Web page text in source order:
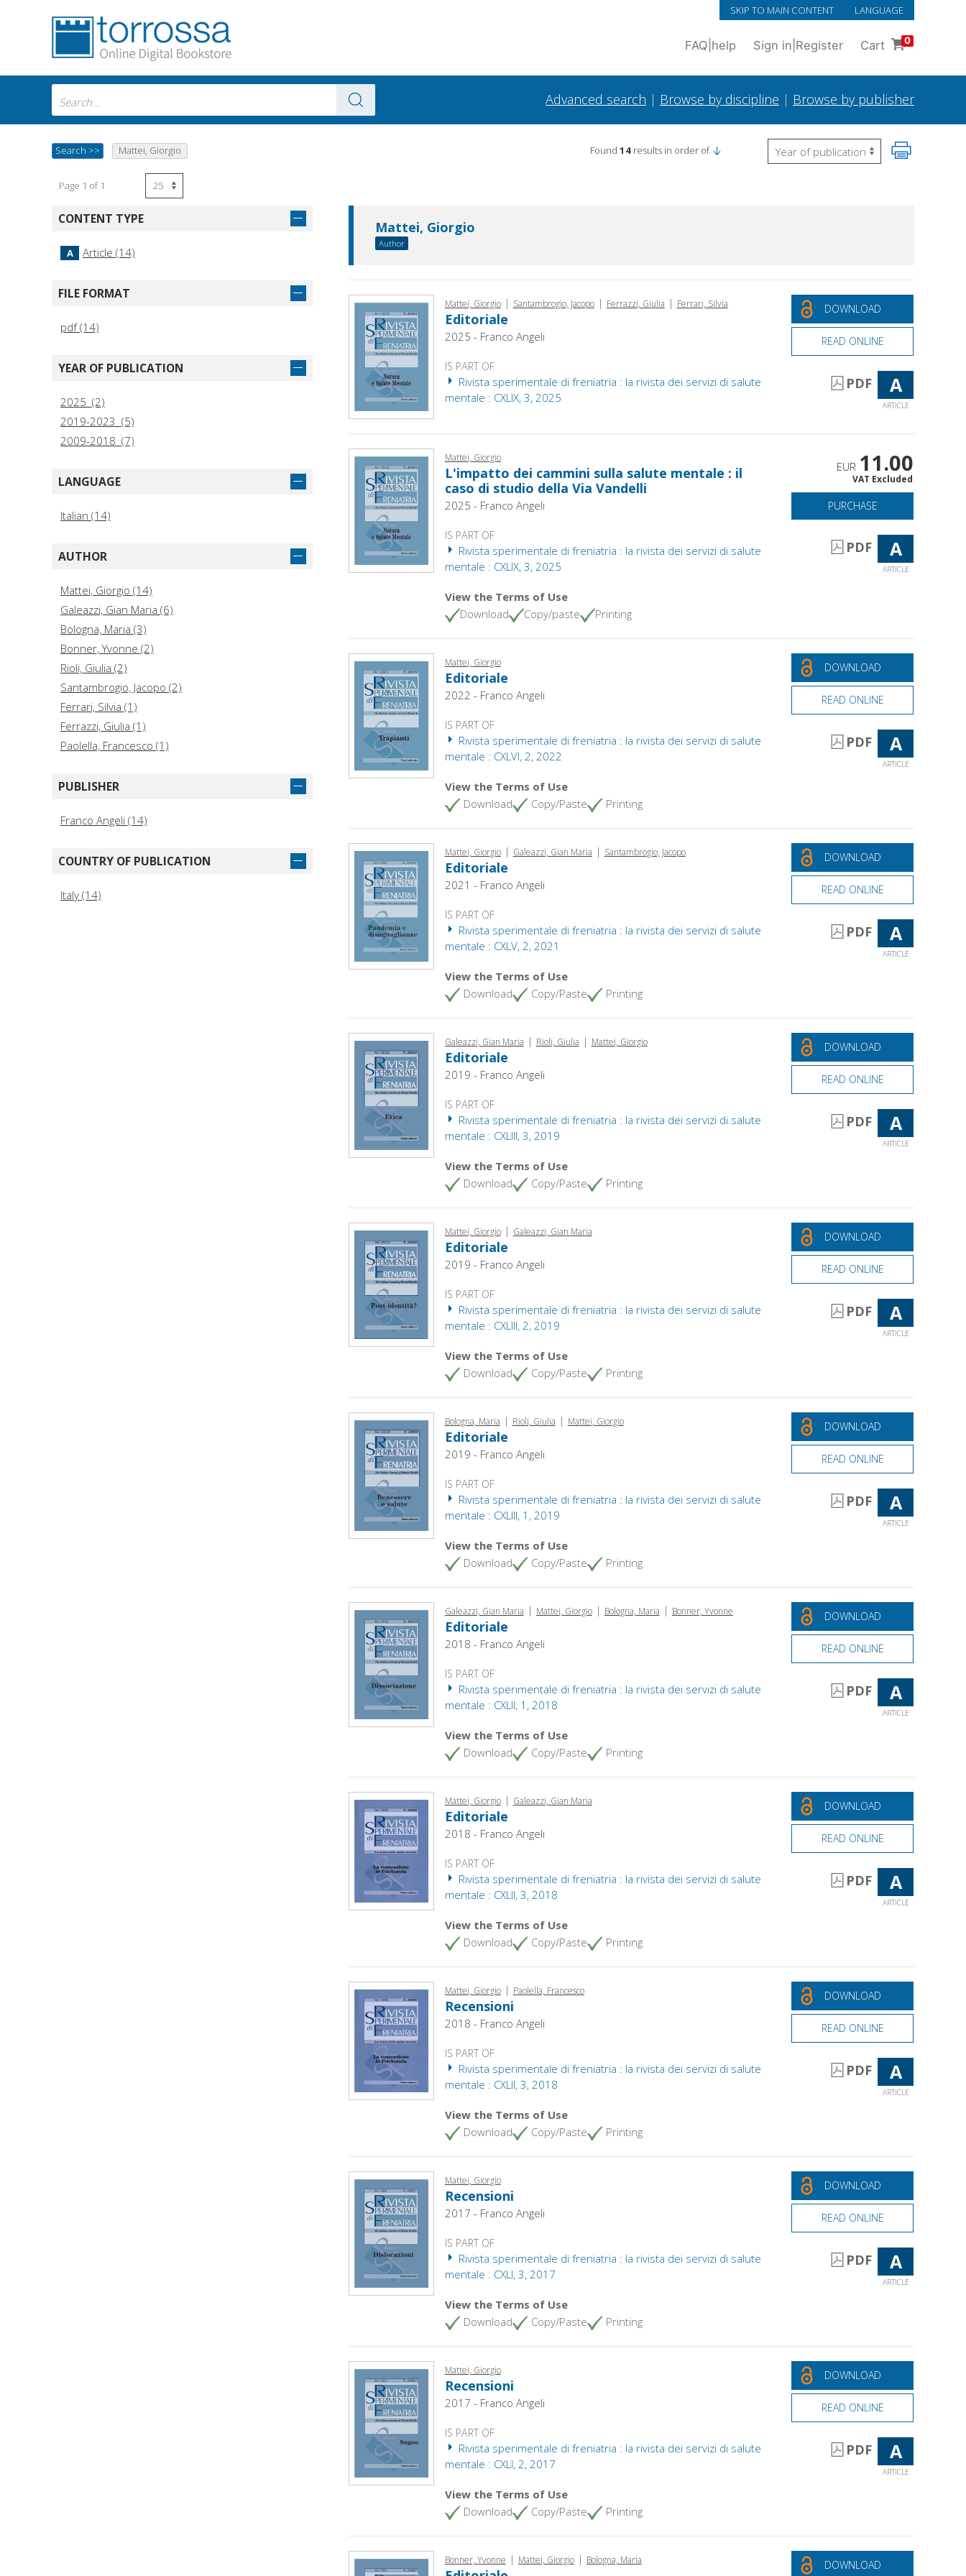
SKIP TO MAIN CONTENT LANGUAGE
FAQ help Sign in Register Cart 0
Advanced search | Browse by discipline | Browse by publisher
Search >> Mattei, Giorgio Found 14 results in order of
Page 1 of 1
CONTENT TYPE
A Article (14)
FILE FORMAT
pdf (14)
YEAR OF PUBLICATION
2025 (2)
2019-2023 (5)
2009-2018 (7)
LANGUAGE
Italian (14)
AUTHOR
Mattei, Giorgio (14)
Galeazzi, Gian Maria (6)
Bologna, Maria (3)
Bonner, Yvonne (2)
Rioli, Giulia (2)
Santambrogio, Jacopo (2)
Ferrari, Silvia (1)
Ferrazzi, Giulia (1)
Paolella, Francesco (1)
PUBLISHER
Franco Angeli (14)
COUNTRY OF PUBLICATION
Italy (14)
Mattei, Giorgio
Author
Mattei, Giorgio | Santambrogio, Jacopo | Ferrazzi, Giulia | Ferrari, Silvia
Editoriale
2025 - Franco Angeli
IS PART OF
Rivista sperimentale di freniatria : la rivista dei servizi di salute
mentale : CXLIX, 3, 2025
DOWNLOAD
READ ONLINE
PDF A
ARTICLE
Mattei, Giorgio
L'impatto dei cammini sulla salute mentale : il
caso di studio della Via Vandelli
2025 - Franco Angeli
IS PART OF
Rivista sperimentale di freniatria : la rivista dei servizi di salute
mentale : CXLIX, 3, 2025
View the Terms of Use
Download
Copy/paste Printing
EUR 11.00
VAT Excluded
PURCHASE
PDF A
ARTICLE
Mattei, Giorgio
Editoriale
2022 - Franco Angeli
IS PART OF
Rivista sperimentale di freniatria : la rivista dei servizi di salute
mentale : CXLVI, 2, 2022
View the Terms of Use
Download
Copy/Paste Printing
DOWNLOAD
READ ONLINE
PDF A
ARTICLE
Mattei, Giorgio | Galeazzi, Gian Maria | Santambrogio, Jacopo
Editoriale
2021 - Franco Angeli
IS PART OF
Rivista sperimentale di freniatria : la rivista dei servizi di salute
mentale : CXLV, 2, 2021
View the Terms of Use
Download
Copy/Paste Printing
DOWNLOAD
READ ONLINE
PDF A
ARTICLE
Galeazzi, Gian Maria | Rioli, Giulia | Mattei, Giorgio
Editoriale
2019 - Franco Angeli
IS PART OF
Rivista sperimentale di freniatria : la rivista dei servizi di salute
mentale : CXLIII, 3, 2019
View the Terms of Use
Download
Copy/Paste Printing
DOWNLOAD
READ ONLINE
PDF A
ARTICLE
Mattei, Giorgio | Galeazzi, Gian Maria
Editoriale
2019 - Franco Angeli
IS PART OF
Rivista sperimentale di freniatria : la rivista dei servizi di salute
mentale : CXLIII, 2, 2019
View the Terms of Use
Download
Copy/Paste Printing
DOWNLOAD
READ ONLINE
PDF A
ARTICLE
Bologna, Maria | Rioli, Giulia | Mattei, Giorgio
Editoriale
2019 - Franco Angeli
IS PART OF
Rivista sperimentale di freniatria : la rivista dei servizi di salute
mentale : CXLIII, 1, 2019
View the Terms of Use
Download
Copy/Paste Printing
DOWNLOAD
READ ONLINE
PDF A
ARTICLE
Galeazzi, Gian Maria | Mattei, Giorgio | Bologna, Maria | Bonner, Yvonne
Editoriale
2018 - Franco Angeli
IS PART OF
Rivista sperimentale di freniatria : la rivista dei servizi di salute
mentale : CXLII, 1, 2018
View the Terms of Use
Download
Copy/Paste Printing
DOWNLOAD
READ ONLINE
PDF A
ARTICLE
Mattei, Giorgio | Galeazzi, Gian Maria
Editoriale
2018 - Franco Angeli
IS PART OF
Rivista sperimentale di freniatria : la rivista dei servizi di salute
mentale : CXLII, 3, 2018
View the Terms of Use
Download
Copy/Paste Printing
DOWNLOAD
READ ONLINE
PDF A
ARTICLE
Mattei, Giorgio | Paolella, Francesco
Recensioni
2018 - Franco Angeli
IS PART OF
Rivista sperimentale di freniatria : la rivista dei servizi di salute
mentale : CXLII, 3, 2018
View the Terms of Use
Download
Copy/Paste Printing
DOWNLOAD
READ ONLINE
PDF A
ARTICLE
Mattei, Giorgio
Recensioni
2017 - Franco Angeli
IS PART OF
Rivista sperimentale di freniatria : la rivista dei servizi di salute
mentale : CXLI, 3, 2017
View the Terms of Use
Download
Copy/Paste Printing
DOWNLOAD
READ ONLINE
PDF A
ARTICLE
Mattei, Giorgio
Recensioni
2017 - Franco Angeli
IS PART OF
Rivista sperimentale di freniatria : la rivista dei servizi di salute
mentale : CXLI, 2, 2017
View the Terms of Use
Download
Copy/Paste Printing
DOWNLOAD
READ ONLINE
PDF A
ARTICLE
Bonner, Yvonne | Mattei, Giorgio | Bologna, Maria DOWNLOAD